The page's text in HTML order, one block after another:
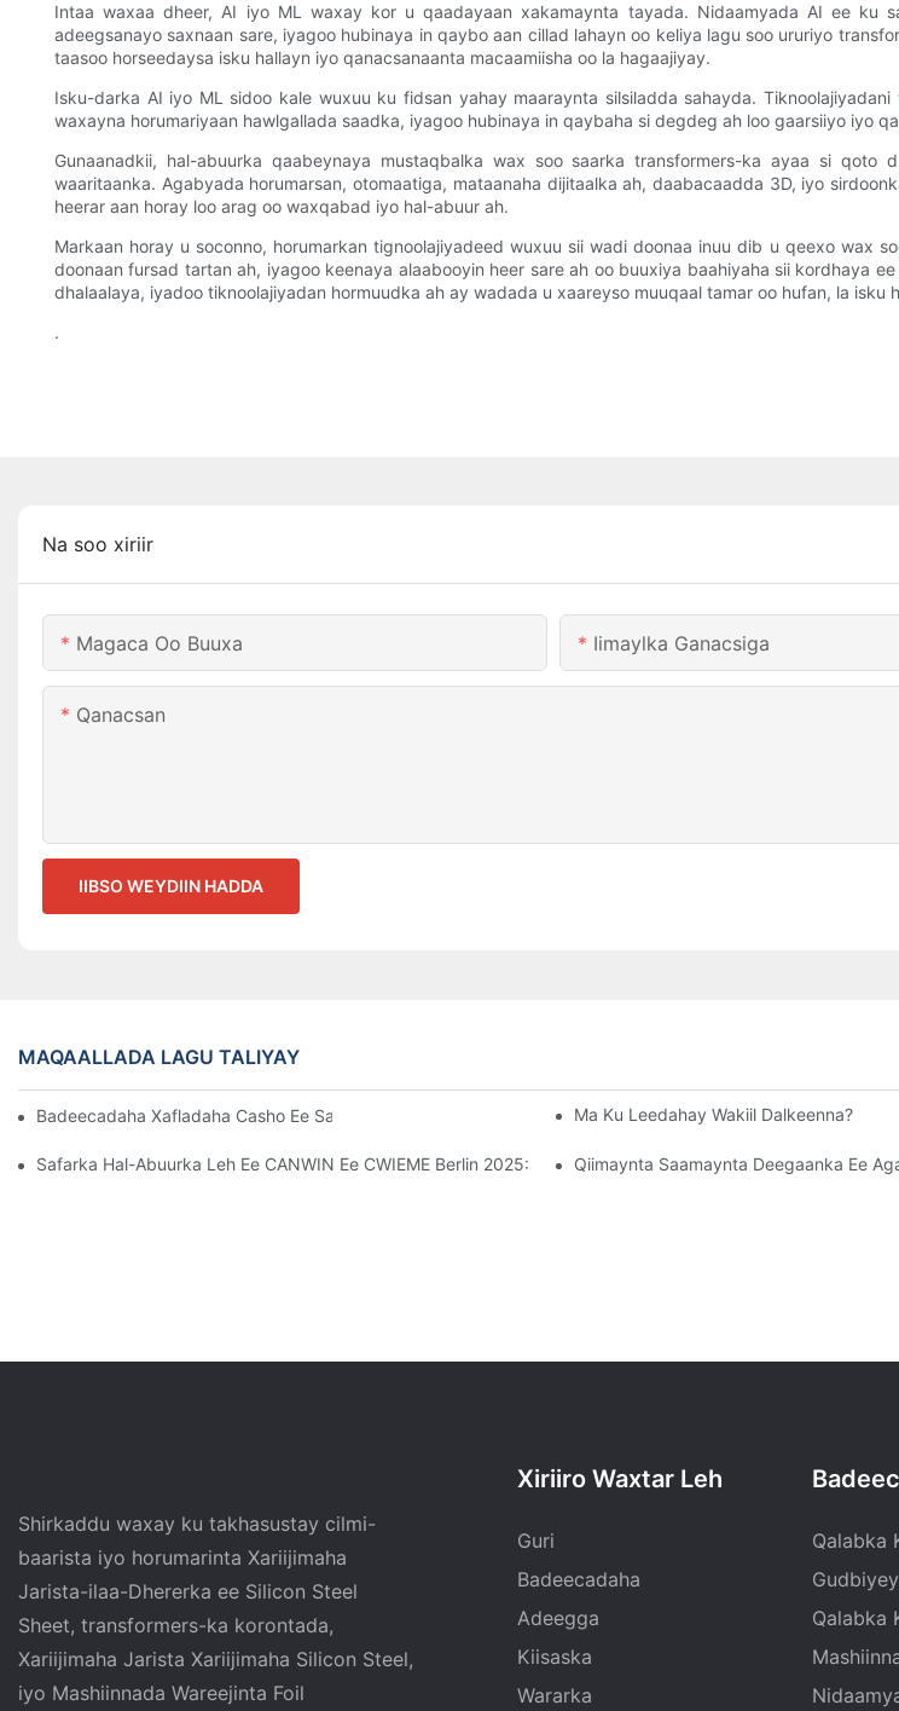
Intaa waxaa dheer, AI iyo ML waxay kor u qaadayaan xakamaynta tayada. Nidaamyada AI ee ku
adeegsanayo saxnaan sare, iyagoo hubinaya in qaybo aan cillad lahayn oo keliya lagu soo ururiyo
taasoo horseedaysa isku hallayn iyo qanacsanaanta macaamiisha oo la hagaajiyay.
Isku-darka AI iyo ML sidoo kale wuxuu ku fidsan yahay maaraynta silsiladda sahayda.
waxayna horumariyaan hawlgallada saadka, iyagoo hubinaya in qaybaha si degdeg ah loo gaarsiiyo iyo
Gunaanadkii, hal-abuurka qaabeynaya mustaqbalka wax soo saarka transformers-ka ayaa si
waaritaanka. Agabyada horumarsan, otomaatiga, mataanaha dijitaalka ah, daabacaadda 3D, iyo
heerar aan horay loo arag oo waxqabad iyo hal-abuur ah.
Markaan horay u soconno, horumarkan tignoolajiyadeed wuxuu sii wadi doonaa inuu dib u qeexo wax
doonaan fursad tartan ah, iyagoo keenaya alaabooyin heer sare ah oo buuxiya baahiyaha sii kordhaya
dhalaalaya, iyadoo tiknoolajiyadan hormuudka ah ay wadada u xaareyso muuqaal tamar oo hufan, la isku
.
Na soo xiriir
Magaca Oo Buuxa Iimaylka Ganacsiga
Qanacsan
IIBSO WEYDIIN HADDA
MAQAALLADA LAGU TALIYAY
Badeecadaha Xafladaha Casho Ee Sannadka Cusub Ee Shirkadda | CANWINMa Ku Leedahay Wakiil Dalkeenna?
Safarka Hal-Abuurka Leh Ee CANWIN Ee CWIEME Berlin 2025: Awoodda Shiinaha Oo Wado Mustaqbalka
Qiimaynta Saamaynta Deegaanka Ee
Shirkaddu waxay ku takhasustay cilmi-
baarista iyo horumarinta Xariijimaha
Jarista-ilaa-Dhererka ee Silicon Steel
Sheet, transformers-ka korontada,
Xariijimaha Jarista Xariijimaha Silicon Steel,
iyo Mashiinnada Wareejinta Foil
Xiriiro Waxtar Leh
Guri
Badeecadaha
Adeegga
Kiisaska
Wararka
Qalabka
Qalabka